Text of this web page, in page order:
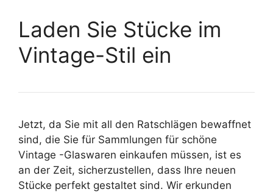
Laden Sie Stücke im
Vintage-Stil ein
Jetzt, da Sie mit all den Ratschlägen bewaffnet
sind, die Sie für Sammlungen für schöne
Vintage -Glaswaren einkaufen müssen, ist es
an der Zeit, sicherzustellen, dass Ihre neuen
Stücke perfekt gestaltet sind. Wir erkunden